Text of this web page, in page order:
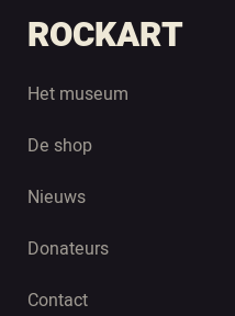
ROCKART
Het museum
De shop
Nieuws
Donateurs
Contact